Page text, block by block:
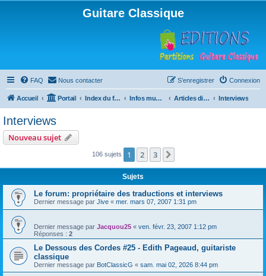
Guitare Classique
FAQ Nous contacter Connexion
S’enregistrer
Accueil Portail Index du forum Infos musicales Articles divers Interviews
Interviews
Nouveau sujet
106 sujets 1 2 3
Sujets
Le forum: propriétaire des traductions et interviews
Dernier message par Jive « mer. mars 07, 2007 1:31 pm
Dernier message par Jacquou25 « ven. févr. 23, 2007 1:12 pm
Réponses : 2
Le Dessous des Cordes #25 - Edith Pageaud, guitariste
classique
Dernier message par BotClassicG « sam. mai 02, 2026 8:44 pm